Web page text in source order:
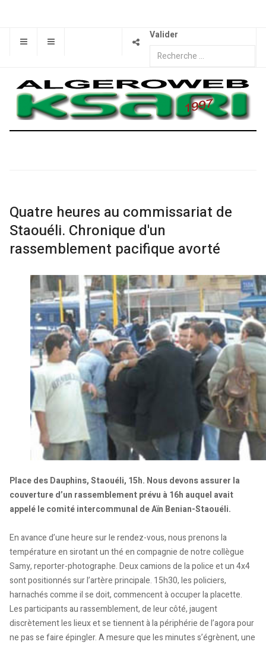
Valider
Quatre heures au commissariat de
Staouéli. Chronique d'un
rassemblement pacifique avorté
Place des Dauphins, Staouéli, 15h. Nous devons assurer la
couverture d’un rassemblement prévu à 16h auquel avait
appelé le comité intercommunal de Aïn Benian-Staouéli.
En avance d’une heure sur le rendez-vous, nous prenons la
température en sirotant un thé en compagnie de notre collègue
Samy, reporter-photographe. Deux camions de la police et un 4x4
sont positionnés sur l’artère principale. 15h30, les policiers,
harnachés comme il se doit, commencent à occuper la placette.
Les participants au rassemblement, de leur côté, jaugent
discrètement les lieux et se tiennent à la périphérie de l’agora pour
ne pas se faire épingler. A mesure que les minutes s’égrènent, une